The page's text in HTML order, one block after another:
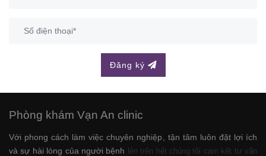
Đăng ký
Phòng khám Vạn An clinic
Với phong cách làm việc chuyên nghiệp, tận tâm luôn đặt lợi ích
và sự hài lòng của người bệnh lên trên hết chúng tôi cam kết tư vấn